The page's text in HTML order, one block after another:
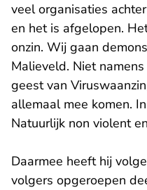
veel organisaties
en het is afgelopen.
onzin. Wij gaan
Malieveld. Niet
geest van
allemaal mee komen.
Natuurlijk non violent
Daarmee heeft hij
volgers opgeroepen